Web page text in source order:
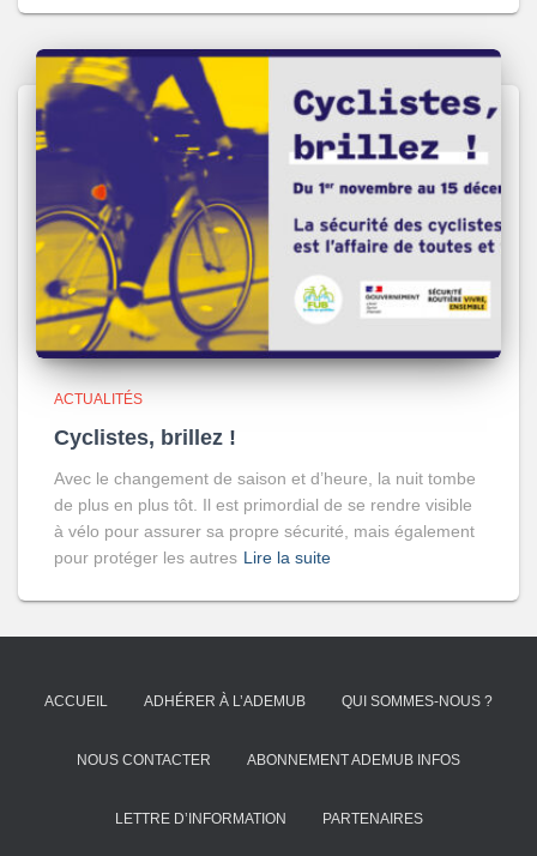
ACTUALITÉS
Cyclistes, brillez !
Avec le changement de saison et d’heure, la nuit tombe
de plus en plus tôt. Il est primordial de se rendre visible
à vélo pour assurer sa propre sécurité, mais également
pour protéger les autres Lire la suite
ACCUEIL ADHÉRER À L’ADEMUB QUI SOMMES-NOUS ?
NOUS CONTACTER ABONNEMENT ADEMUB INFOS
LETTRE D’INFORMATION PARTENAIRES